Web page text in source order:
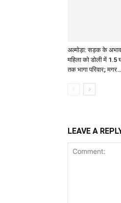
अल्मोड़ा: सड़क के
महिला को डोली में 1.5
तक भागा परिवार;
LEAVE A